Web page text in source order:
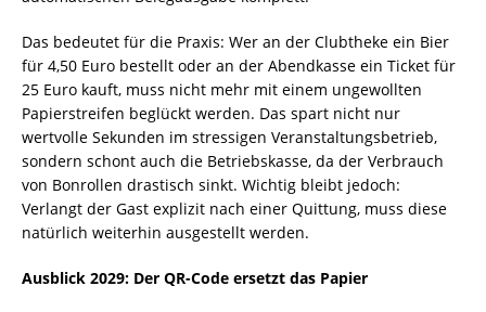
Das bedeutet für die Praxis: Wer an der Clubtheke ein Bier
für 4,50 Euro bestellt oder an der Abendkasse ein Ticket für
25 Euro kauft, muss nicht mehr mit einem ungewollten
Papierstreifen beglückt werden. Das spart nicht nur
wertvolle Sekunden im stressigen Veranstaltungsbetrieb,
sondern schont auch die Betriebskasse, da der Verbrauch
von Bonrollen drastisch sinkt. Wichtig bleibt jedoch:
Verlangt der Gast explizit nach einer Quittung, muss diese
natürlich weiterhin ausgestellt werden.
Ausblick 2029: Der QR-Code ersetzt das Papier